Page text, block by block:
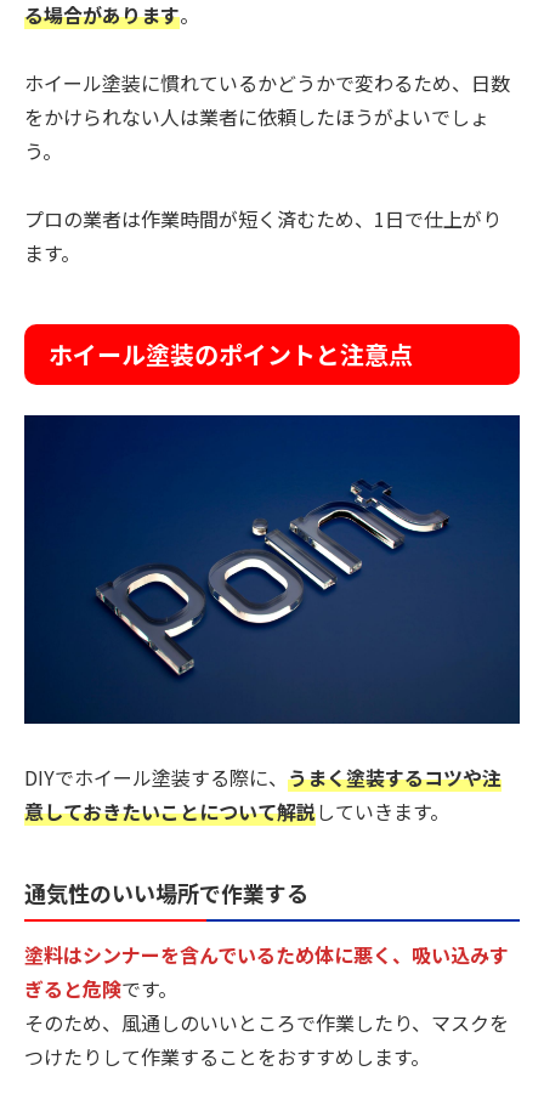
る場合があります。
ホイール塗装に慣れているかどうかで変わるため、日数
をかけられない人は業者に依頼したほうがよいでしょ
う。
プロの業者は作業時間が短く済むため、1日で仕上がり
ます。
ホイール塗装のポイントと注意点
DIYでホイール塗装する際に、 うまく塗装するコツや注
意しておきたいことについて解説していきます。
通気性のいい場所で作業する
塗料はシンナーを含んでいるため体に悪く、吸い込みす
ぎると危険です。
そのため、風通しのいいところで作業したり、マスクを
つけたりして作業することをおすすめします。